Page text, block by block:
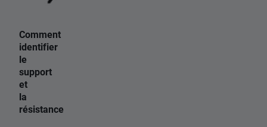
Comment
identifier
le
support
et
la
résistance